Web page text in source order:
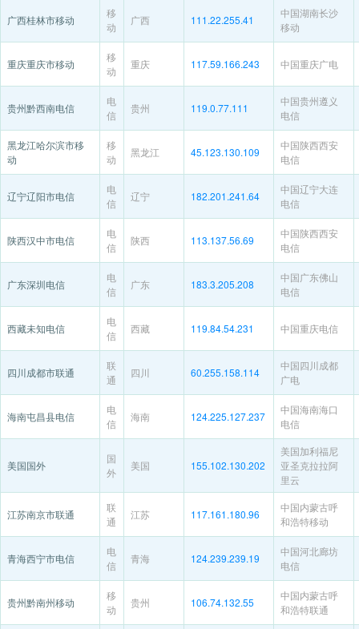
广西桂林市移动
移
动
广西 111.22.255.41
中国湖南长沙
移动
重庆重庆市移动
移
动
重庆 117.59.166.243 中国重庆广电
贵州黔西南电信
电
信
贵州 119.0.77.111
中国贵州遵义
电信
黑龙江哈尔滨市移
动
移
动
黑龙江 45.123.130.109
中国陕西西安
电信
辽宁辽阳市电信
电
信
辽宁 182.201.241.64
中国辽宁大连
电信
陕西汉中市电信
电
信
陕西 113.137.56.69
中国陕西西安
电信
广东深圳电信
电
信
广东 183.3.205.208
中国广东佛山
电信
西藏未知电信
电
信
西藏 119.84.54.231 中国重庆电信
四川成都市联通
联
通
四川 60.255.158.114
中国四川成都
广电
海南屯昌县电信
电
信
海南 124.225.127.237
中国海南海口
电信
美国国外
国
外
美国 155.102.130.202
美国加利福尼
亚圣克拉拉阿
里云
江苏南京市联通
联
通
江苏 117.161.180.96
中国内蒙古呼
和浩特移动
青海西宁市电信
电
信
青海 124.239.239.19
中国河北廊坊
电信
贵州黔南州移动
移
动
贵州 106.74.132.55
中国内蒙古呼
和浩特联通